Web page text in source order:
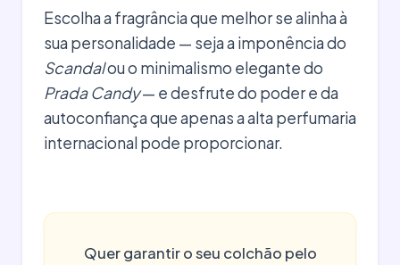
Escolha a fragrância que melhor se alinha à
sua personalidade — seja a imponência do
Scandalou o minimalismo elegante do
Prada Candy— e desfrute do poder e da
autoconfiança que apenas a alta perfumaria
internacional pode proporcionar.
Quer garantir o seu colchão pelo